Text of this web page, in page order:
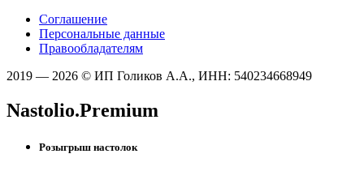
Соглашение
Персональные данные
Правообладателям
2019 — 2026 © ИП Голиков А.А., ИНН: 540234668949
Nastolio.Premium
Розыгрыш настолок